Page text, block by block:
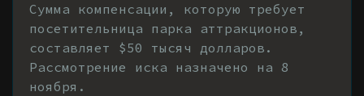
Сумма компенсации, которую требует
посетительница парка аттракционов,
составляет $50 тысяч долларов.
Рассмотрение иска назначено на 8
ноября.